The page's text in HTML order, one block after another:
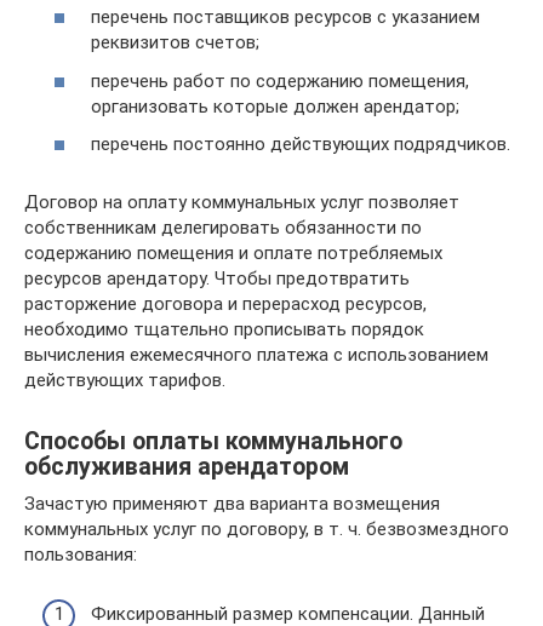
перечень поставщиков ресурсов с указанием
реквизитов счетов;
перечень работ по содержанию помещения,
организовать которые должен арендатор;
перечень постоянно действующих подрядчиков.
Договор на оплату коммунальных услуг позволяет
собственникам делегировать обязанности по
содержанию помещения и оплате потребляемых
ресурсов арендатору. Чтобы предотвратить
расторжение договора и перерасход ресурсов,
необходимо тщательно прописывать порядок
вычисления ежемесячного платежа с использованием
действующих тарифов.
Способы оплаты коммунального
обслуживания арендатором
Зачастую применяют два варианта возмещения
коммунальных услуг по договору, в т. ч. безвозмездного
пользования:
Фиксированный размер компенсации. Данный